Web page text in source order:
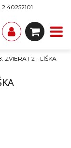
2 40252101
ZVIERAT 2 - LÍŠKA